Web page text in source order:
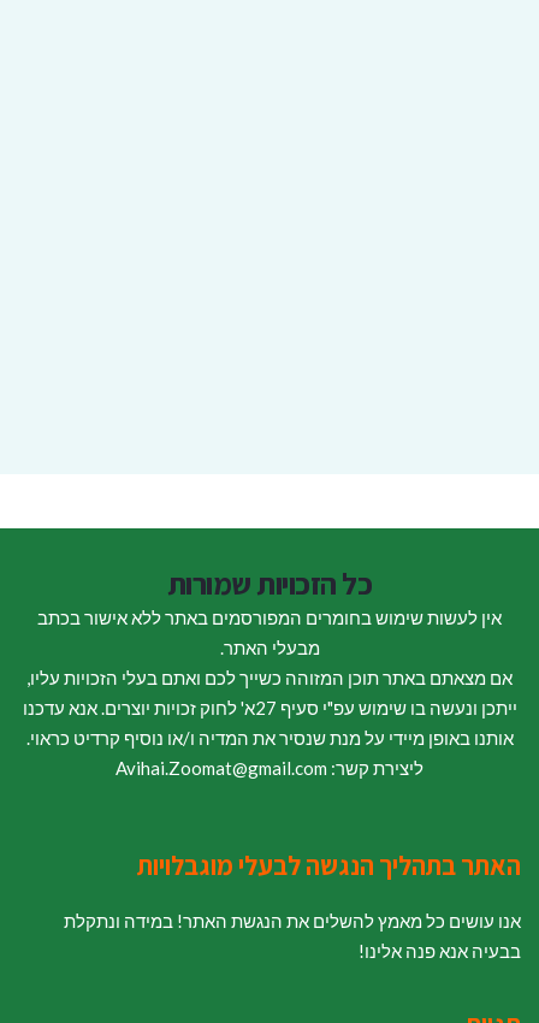
כל הזכויות שמורות
אין לעשות שימוש בחומרים המפורסמים באתר ללא אישור בכתב
מבעלי האתר.
אם מצאתם באתר תוכן המזוהה כשייך לכם ואתם בעלי הזכויות עליו,
ייתכן ונעשה בו שימוש עפ"י סעיף 27א' לחוק זכויות יוצרים. אנא עדכנו
אותנו באופן מיידי על מנת שנסיר את המדיה ו/או נוסיף קרדיט כראוי.
ליצירת קשר: Avihai.Zoomat@gmail.com
האתר בתהליך הנגשה לבעלי מוגבלויות
אנו עושים כל מאמץ להשלים את הנגשת האתר! במידה ונתקלת
בבעיה אנא פנה אלינו!